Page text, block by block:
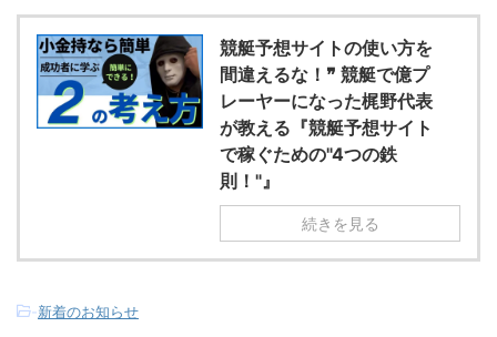
競艇予想サイトの使い方を
間違えるな！❞ 競艇で億プ
レーヤーになった梶野代表
が教える『競艇予想サイト
で稼ぐための"4つの鉄
則！"』
続きを見る
-新着のお知らせ